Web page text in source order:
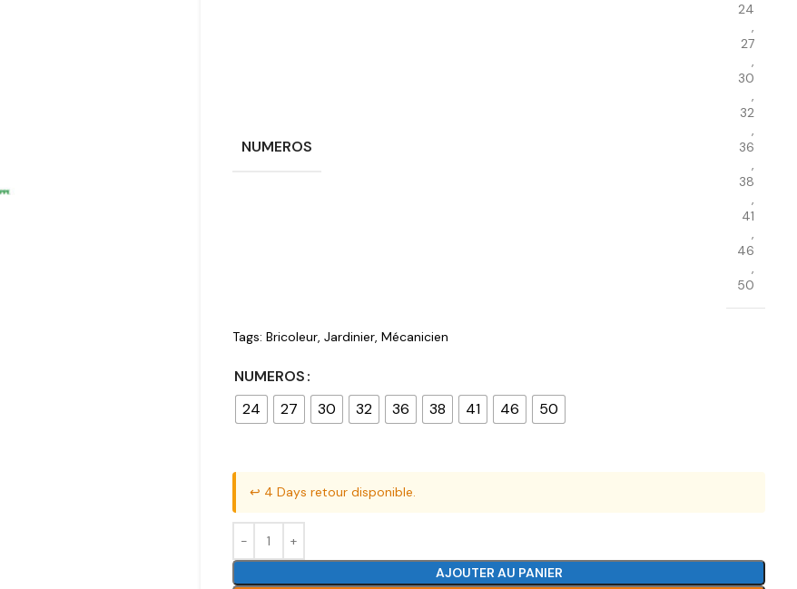
NUMEROS
24
,
27
,
30
,
32
,
36
,
38
,
41
,
46
,
50
Tags: Bricoleur, Jardinier, Mécanicien
NUMEROS
24
27 30 32 36 38 41 46 50
↩️ 4 Days retour disponible.
AJOUTER AU PANIER